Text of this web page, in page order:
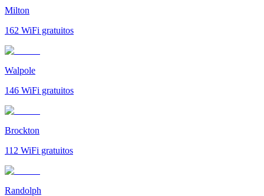
Milton
162 WiFi gratuitos
Walpole
146 WiFi gratuitos
Brockton
112 WiFi gratuitos
Randolph